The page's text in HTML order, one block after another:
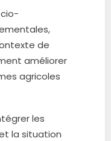
de
améliorer
agricoles
les
la situation